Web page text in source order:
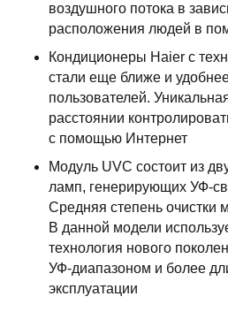
воздушного потока в
расположения людей в
Кондиционеры Haier с
стали еще ближе и
пользователей.
расстоянии
с помощью Интернет
Модуль UVC состоит из
ламп, генерирующих УФ-
Средняя степень очистки
В данной модели
технология нового
УФ-диапазоном и более
эксплуатации